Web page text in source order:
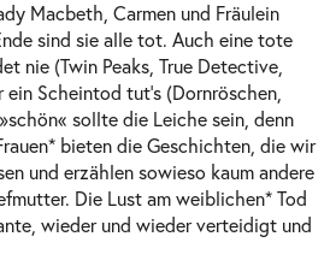
Macbeth, Carmen und Fräulein
sind sie alle tot. Auch eine tote
nie (Twin Peaks, True Detective,
Scheintod tut’s (Dornröschen,
sollte die Leiche sein, denn
bieten die Geschichten, die wir
und erzählen sowieso kaum andere
Die Lust am weiblichen* Tod
wieder und wieder verteidigt und